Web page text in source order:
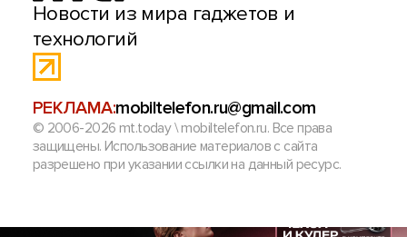
Новости из мира гаджетов и
технологий
РЕКЛАМА:mobiltelefon.ru@gmail.com
© 2006-2026 mt.today \ mobiltelefon.ru. Все права
защищены. Использование материалов с сайта
разрешено при указании ссылки на данный ресурс.